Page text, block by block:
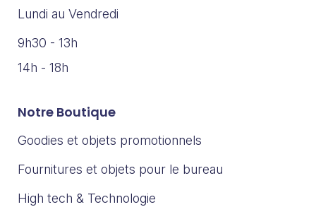
Lundi au Vendredi
9h30 - 13h
14h - 18h
Notre Boutique
Goodies et objets promotionnels
Fournitures et objets pour le bureau
High tech & Technologie